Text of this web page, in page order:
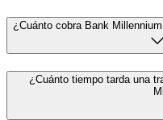
¿Cuánto cobra Bank
¿Cuánto tiempo tarda una